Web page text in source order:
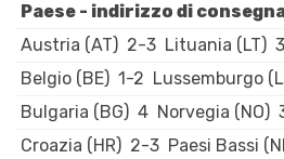
Paese - indirizzo di
Austria (AT) 2-3 Lituania (LT)
Belgio (BE) 1-2 Lussemburgo
Bulgaria (BG) 4 Norvegia (NO)
Croazia (HR) 2-3 Paesi Bassi